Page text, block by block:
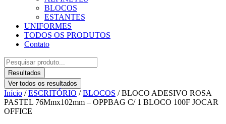
BLOCOS
ESTANTES
UNIFORMES
TODOS OS PRODUTOS
Contato
Pesquisar
...Resultados
Ver todos os resultados
Início /ESCRITÓRIO /BLOCOS / BLOCO ADESIVO ROSA
PASTEL 76Mmx102mm – OPPBAG C/ 1 BLOCO 100F JOCAR
OFFICE